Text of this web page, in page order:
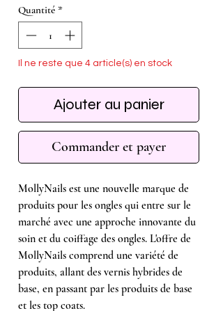
Quantité *
Il ne reste que 4 article(s) en stock
Ajouter au panier
Commander et payer
MollyNails est une nouvelle marque de
produits pour les ongles qui entre sur le
marché avec une approche innovante du
soin et du coiffage des ongles. L'offre de
MollyNails comprend une variété de
produits, allant des vernis hybrides de
base, en passant par les produits de base
et les top coats.